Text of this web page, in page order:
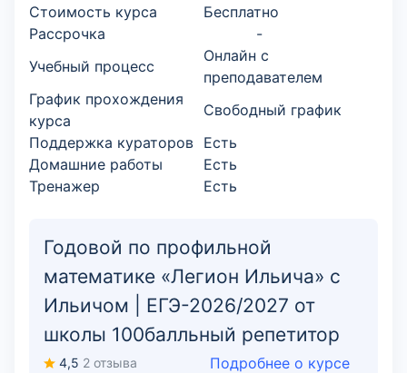
Стоимость курса
Бесплатно
Рассрочка
-
Учебный процесс
Онлайн с
преподавателем
График прохождения
курса
Свободный график
Поддержка кураторов Есть
Домашние работы
Есть
Тренажер
Есть
Годовой по профильной
математике «Легион Ильича» с
Ильичом | ЕГЭ-2026/2027 от
школы 100балльный репетитор
4,5 2 отзыва Подробнее о курсе